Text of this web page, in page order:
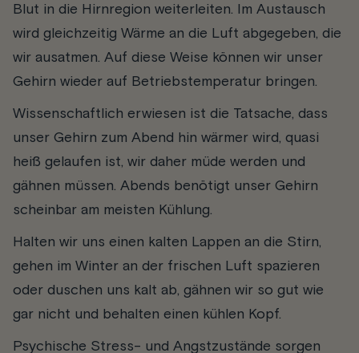
Blut in die Hirnregion weiterleiten. Im Austausch
wird gleichzeitig Wärme an die Luft abgegeben, die
wir ausatmen. Auf diese Weise können wir unser
Gehirn wieder auf Betriebstemperatur bringen.
Wissenschaftlich erwiesen ist die Tatsache, dass
unser Gehirn zum Abend hin wärmer wird, quasi
heiß gelaufen ist, wir daher müde werden und
gähnen müssen. Abends benötigt unser Gehirn
scheinbar am meisten Kühlung.
Halten wir uns einen kalten Lappen an die Stirn,
gehen im Winter an der frischen Luft spazieren
oder duschen uns kalt ab, gähnen wir so gut wie
gar nicht und behalten einen kühlen Kopf.
Psychische Stress- und Angstzustände sorgen